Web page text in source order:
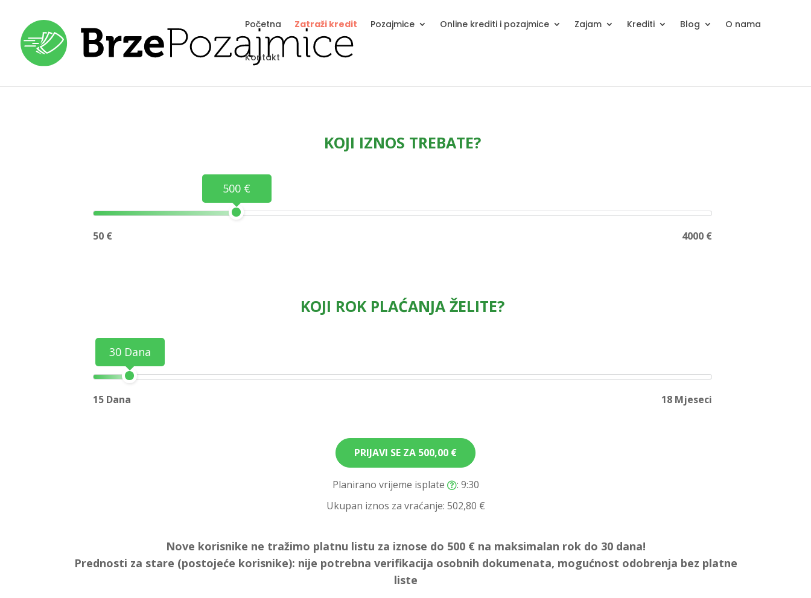
Početna Zatraži kredit Pozajmice Online krediti i pozajmice Zajam Krediti Blog O nama
Kontakt
KOJI IZNOS TREBATE?
500 €
50 € 4000 €
KOJI ROK PLAĆANJA ŽELITE?
30 Dana
15 Dana 18 Mjeseci
PRIJAVI SE ZA 500,00 €
Planirano vrijeme isplate
: 9:30
Ukupan iznos za vraćanje: 502,80 €
Nove korisnike ne tražimo platnu listu za iznose do 500 € na maksimalan rok do 30 dana!
Prednosti za stare (postojeće korisnike): nije potrebna verifikacija osobnih dokumenata, mogućnost odobrenja bez platne
liste